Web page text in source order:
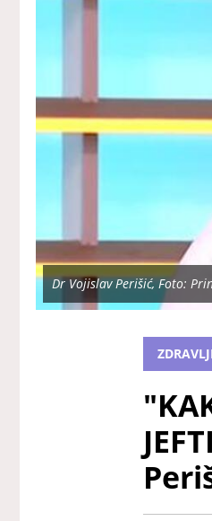
Dr Vojislav Perišić, Foto: